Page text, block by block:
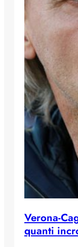
Verona-
quanti